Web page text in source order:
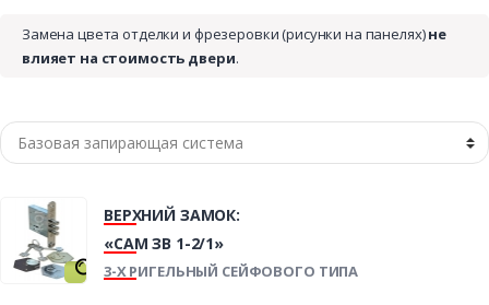
Замена цвета отделки и фрезеровки (рисунки на панелях)не
влияет на стоимость двери.
ВЕРХНИЙ ЗАМОК:
«САМ ЗВ 1-2/1»
3-Х РИГЕЛЬНЫЙ СЕЙФОВОГО ТИПА